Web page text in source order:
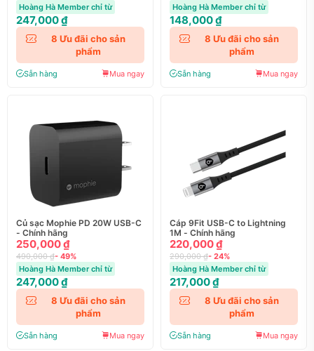
Hoàng Hà Member chỉ từ
247,000 ₫
8 Ưu đãi cho sản
phẩm
Sẵn hàng Mua ngay
Hoàng Hà Member chỉ từ
148,000 ₫
8 Ưu đãi cho sản
phẩm
Sẵn hàng Mua ngay
Củ sạc Mophie PD 20W USB-C
- Chính hãng
250,000 ₫
490,000 ₫- 49%
Hoàng Hà Member chỉ từ
247,000 ₫
8 Ưu đãi cho sản
phẩm
Sẵn hàng Mua ngay
Cáp 9Fit USB-C to Lightning
1M - Chính hãng
220,000 ₫
290,000 ₫- 24%
Hoàng Hà Member chỉ từ
217,000 ₫
8 Ưu đãi cho sản
phẩm
Sẵn hàng Mua ngay